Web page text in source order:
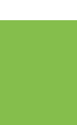
Обувь: Бренд
Обувь: Бренд